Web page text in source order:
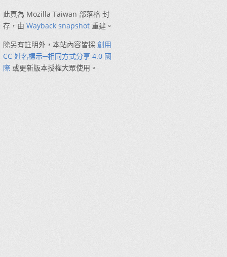
此頁為 Mozilla Taiwan 部落格 封
存，由 Wayback snapshot 重建。
除另有註明外，本站內容皆採 創用
CC 姓名標示─相同方式分享 4.0 國
際 或更新版本授權大眾使用。